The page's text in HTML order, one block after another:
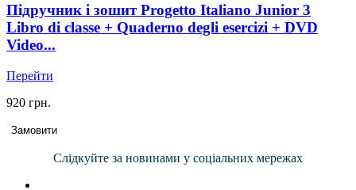
Підручник і зошит Progetto Italiano Junior 3
Libro di classe + Quaderno degli esercizi + DVD
Video...
Перейти
920 грн.
Замовити
Слідкуйте за новинами у соціальних мережах